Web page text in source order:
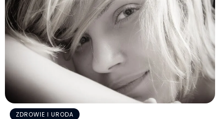
ZDROWIE I URODA